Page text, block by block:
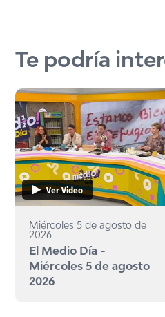
Te podría
Ver Video
Miércoles 5 de agosto de
2026
El Medio Día -
Miércoles 5 de agosto
2026